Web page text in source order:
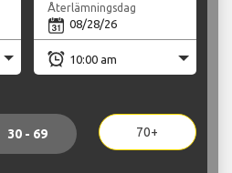
Återlämningsdag
30 - 69 70+